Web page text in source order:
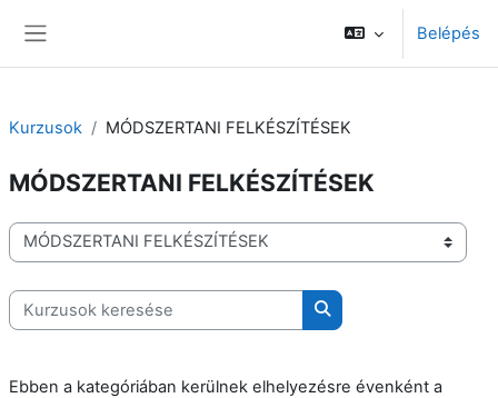
Belépés
Kurzusok MÓDSZERTANI FELKÉSZÍTÉSEK
MÓDSZERTANI FELKÉSZÍTÉSEK
Kurzuskategóriák
Kurzusok keresése
Kurzusok keresése
Ebben a kategóriában kerülnek elhelyezésre évenként a